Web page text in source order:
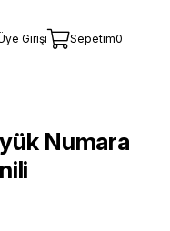
Girişi Sepetim0
Numara